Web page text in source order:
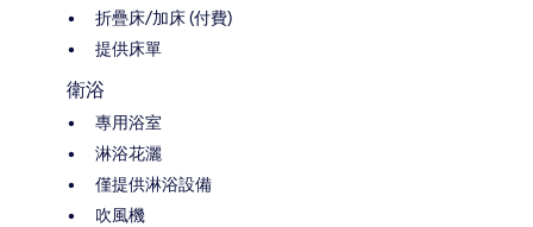
折疊床/加床 (付費)
提供床單
衛浴
專用浴室
淋浴花灑
僅提供淋浴設備
吹風機